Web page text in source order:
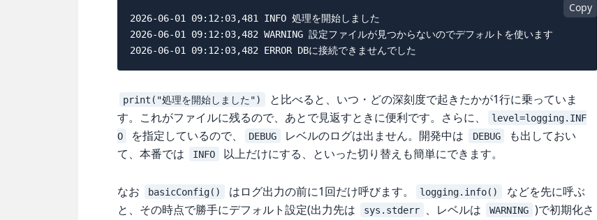
Copy
2026-06-01 09:12:03,481 INFO 処理を開始しました
2026-06-01 09:12:03,482 WARNING 設定ファイルが見つからないのでデフォルトを使います
print("処理を開始しました")
と比べると、いつ・どの深刻度で起きたかが1行に乗っていま
す。これがファイルに残るので、あとで見返すときに便利です。さらに、
level=logging.INF
O
を指定しているので、 DEBUG レベルのログは出ません。開発中は DEBUG
も出しておい
て、本番では
INFO 以上だけにする、といった切り替えも簡単にできます。
なお basicConfig() はログ出力の前に1回だけ呼びます。 logging.info()
などを先に呼ぶ
と、その時点で勝手にデフォルト設定(出力先は
sys.stderr 、レベルは WARNING )で初期化さ